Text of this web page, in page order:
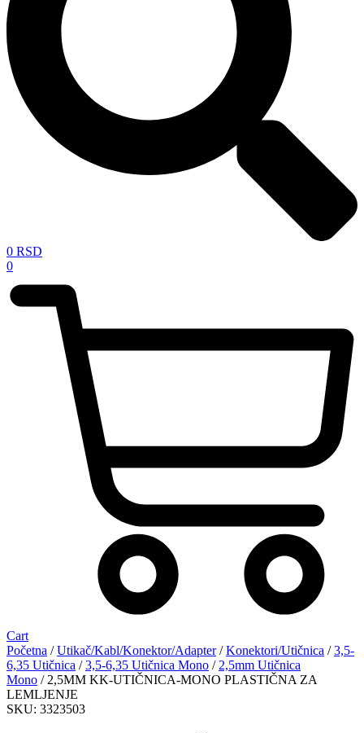
0 RSD
0
Cart
Početna /Utikač/Kabl/Konektor/Adapter/Konektori/Utičnica /3,5-
6,35 Utičnica /3,5-6,35 Utičnica Mono / 2,5mm Utičnica
Mono / 2,5MM KK-UTIČNICA-MONO PLASTIČNA ZA
LEMLJENJE
SKU: 3323503